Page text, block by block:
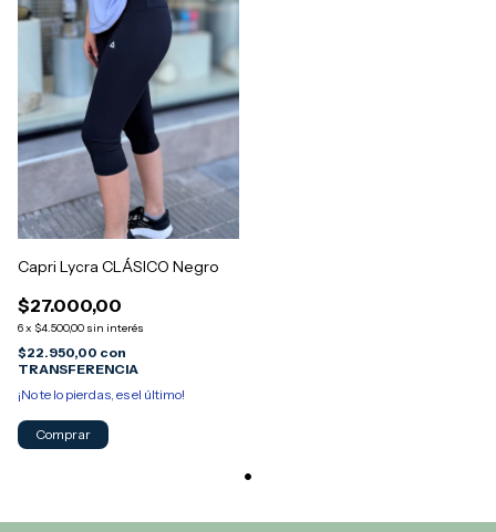
Capri Lycra CLÁSICO Negro
$27.000,00
6x $4.500,00 sin interés
$22.950,00 con
TRANSFERENCIA
¡No te lo pierdas, es el último!
Comprar